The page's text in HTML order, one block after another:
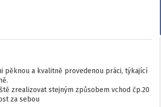
pěknou a kvalitně provedenou práci, týkající
zrealizovat stejným způsobem vchod čp.20
za sebou